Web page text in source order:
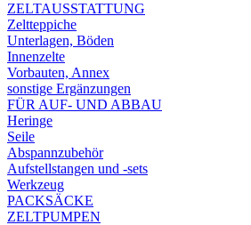
ZELTAUSSTATTUNG
Zeltteppiche
Unterlagen, Böden
Innenzelte
Vorbauten, Annex
sonstige Ergänzungen
FÜR AUF- UND ABBAU
Heringe
Seile
Abspannzubehör
Aufstellstangen und -sets
Werkzeug
PACKSÄCKE
ZELTPUMPEN